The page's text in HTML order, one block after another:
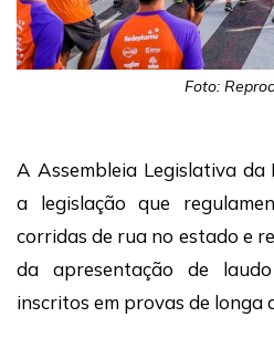
Foto:
A Assembleia Legislativa
a legislação que
corridas de rua no estado e
da apresentação de
inscritos em provas de longa